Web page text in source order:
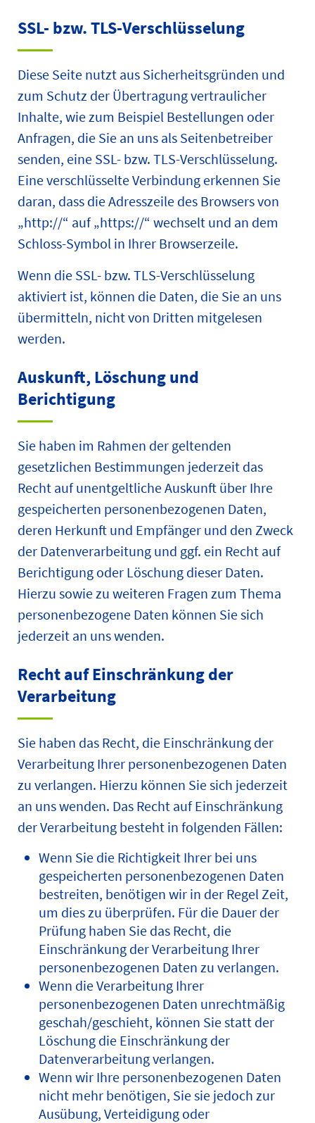
SSL- bzw. TLS-Verschlüsselung
Diese Seite nutzt aus Sicherheitsgründen und
zum Schutz der Übertragung vertraulicher
Inhalte, wie zum Beispiel Bestellungen oder
Anfragen, die Sie an uns als Seitenbetreiber
senden, eine SSL- bzw. TLS-Verschlüsselung.
Eine verschlüsselte Verbindung erkennen Sie
daran, dass die Adresszeile des Browsers von
„http://“ auf „https://“ wechselt und an dem
Schloss-Symbol in Ihrer Browserzeile.
Wenn die SSL- bzw. TLS-Verschlüsselung
aktiviert ist, können die Daten, die Sie an uns
übermitteln, nicht von Dritten mitgelesen
werden.
Auskunft, Löschung und
Berichtigung
Sie haben im Rahmen der geltenden
gesetzlichen Bestimmungen jederzeit das
Recht auf unentgeltliche Auskunft über Ihre
gespeicherten personenbezogenen Daten,
deren Herkunft und Empfänger und den Zweck
der Datenverarbeitung und ggf. ein Recht auf
Berichtigung oder Löschung dieser Daten.
Hierzu sowie zu weiteren Fragen zum Thema
personenbezogene Daten können Sie sich
jederzeit an uns wenden.
Recht auf Einschränkung der
Verarbeitung
Sie haben das Recht, die Einschränkung der
Verarbeitung Ihrer personenbezogenen Daten
zu verlangen. Hierzu können Sie sich jederzeit
an uns wenden. Das Recht auf Einschränkung
der Verarbeitung besteht in folgenden Fällen:
Wenn Sie die Richtigkeit Ihrer bei uns
gespeicherten personenbezogenen Daten
bestreiten, benötigen wir in der Regel Zeit,
um dies zu überprüfen. Für die Dauer der
Prüfung haben Sie das Recht, die
Einschränkung der Verarbeitung Ihrer
personenbezogenen Daten zu verlangen.
Wenn die Verarbeitung Ihrer
personenbezogenen Daten unrechtmäßig
geschah/geschieht, können Sie statt der
Löschung die Einschränkung der
Datenverarbeitung verlangen.
Wenn wir Ihre personenbezogenen Daten
nicht mehr benötigen, Sie sie jedoch zur
Ausübung, Verteidigung oder